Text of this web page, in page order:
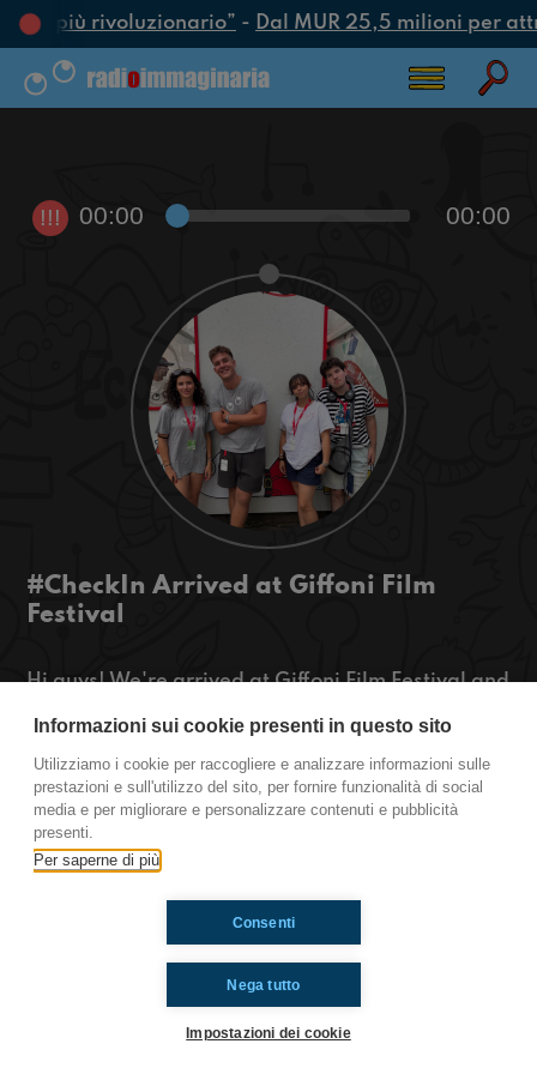
più rivoluzionario”- Dal MUR 25,5 milioni per
!!! 00:00 00:00
#CheckIn Arrived at Giffoni Film
Festival
Hi guys! We're arrived at Giffoni Film Festival and
Radioimmaginaria!
If you want to know all the secrets of the festival,
stay tuned!
https://www.radioimmaginaria.it
Ti è piaciuto? Condividilo!
Informazioni sui cookie presenti in questo sito
Utilizziamo i cookie per raccogliere e analizzare informazioni sulle
prestazioni e sull'utilizzo del sito, per fornire funzionalità di social
media e per migliorare e personalizzare contenuti e pubblicità
presenti.
Per saperne di più
Nega tutto
Consenti
Impostazioni dei cookie